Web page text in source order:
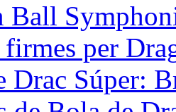
Ball
firmes per
Drac Súper: